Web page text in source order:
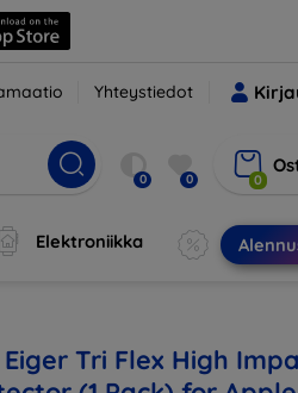
Yhteystiedot
0 0 0
Elektroniikka
Tri Flex High